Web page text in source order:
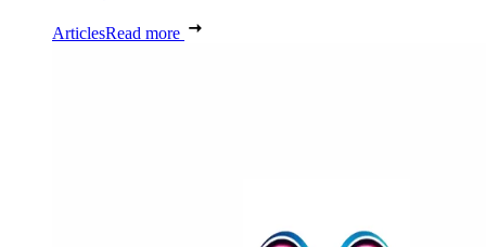
ArticlesRead more